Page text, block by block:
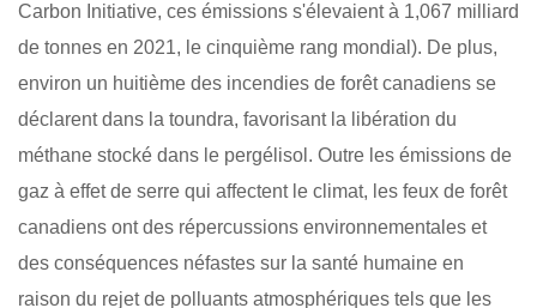
Carbon Initiative, ces émissions s'élevaient à 1,067 milliard
de tonnes en 2021, le cinquième rang mondial). De plus,
environ un huitième des incendies de forêt canadiens se
déclarent dans la toundra, favorisant la libération du
méthane stocké dans le pergélisol. Outre les émissions de
gaz à effet de serre qui affectent le climat, les feux de forêt
canadiens ont des répercussions environnementales et
des conséquences néfastes sur la santé humaine en
raison du rejet de polluants atmosphériques tels que les